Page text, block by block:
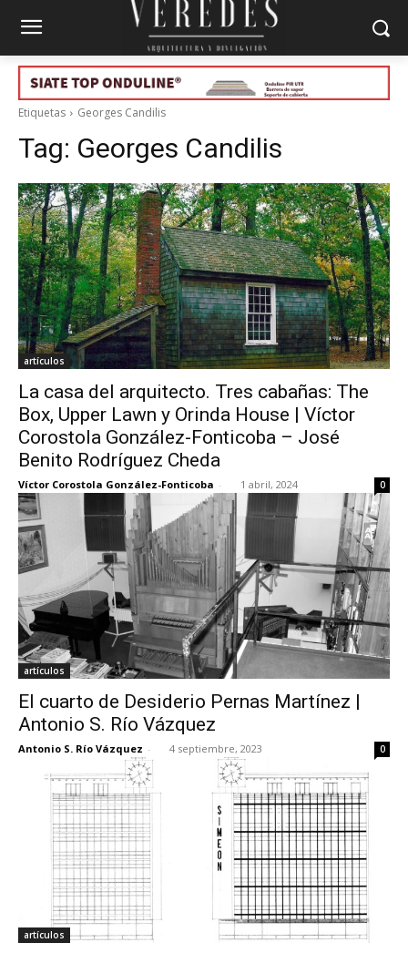
Etiquetas Georges Candilis
Tag: Georges Candilis
artículos
La casa del arquitecto. Tres cabañas: The
Box, Upper Lawn y Orinda House | Víctor
Corostola González-Fonticoba – José
Benito Rodríguez Cheda
Víctor Corostola González-Fonticoba - 1 abril, 2024 0
artículos
El cuarto de Desiderio Pernas Martínez |
Antonio S. Río Vázquez
Antonio S. Río Vázquez - 4 septiembre, 2023 0
artículos